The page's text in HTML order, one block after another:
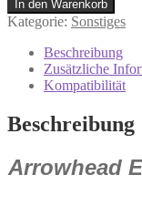
Starter
Anlasser
Arrowhead
KTM
4
400-
1997-
In den Warenkorb
Kategorie: Sonstiges
Beschreibung
Zusätzliche
Kompatibilität
Beschreibung
Arrowhead